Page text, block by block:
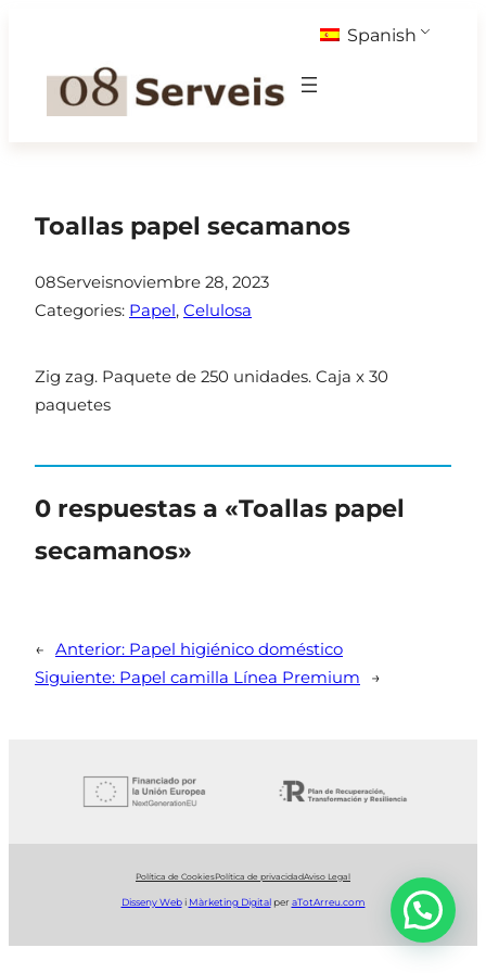
contenido
Spanish
Toallas papel secamanos
08Serveisnoviembre 28, 2023
Categories: Papel, Celulosa
Zig zag. Paquete de 250 unidades. Caja x 30
paquetes
0 respuestas a «Toallas papel
secamanos»
← Anterior: Papel higiénico doméstico
Siguiente: Papel camilla Línea Premium →
Política de CookiesPolítica de privacidadAviso Legal
Disseny Webi Màrketing DigitalperaTotArreu.com